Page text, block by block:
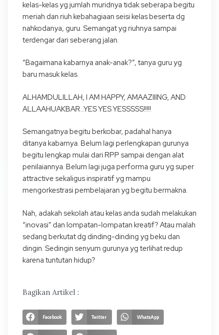
kelas-kelas yg jumlah muridnya tidak seberapa begitu
meriah dan riuh kebahagiaan seisi kelas beserta dg
nahkodanya, guru. Semangat yg riuhnya sampai
terdengar dari seberang jalan.
“Bagaimana kabarnya anak-anak?”, tanya guru yg
baru masuk kelas.
ALHAMDULILLAH, I AM HAPPY, AMAAZIIING, AND
ALLAAHUAKBAR…YES YES YESSSSS!!!!!
Semangatnya begitu berkobar, padahal hanya
ditanya kabarnya. Belum lagi perlengkapan gurunya
begitu lengkap mulai dari RPP sampai dengan alat
penilaiannya. Belum lagi juga performa guru yg super
attractive sekaligus inspiratif yg mampu
mengorkestrasi pembelajaran yg begitu bermakna.
Nah, adakah sekolah atau kelas anda sudah melakukan
“inovasi” dan lompatan-lompatan kreatif? Atau malah
sedang berkutat dg dinding-dinding yg beku dan
dingin. Sedingin senyum gurunya yg terlihat redup
karena tuntutan hidup?
Bagikan Artikel :
Facebook Twitter WhatsApp